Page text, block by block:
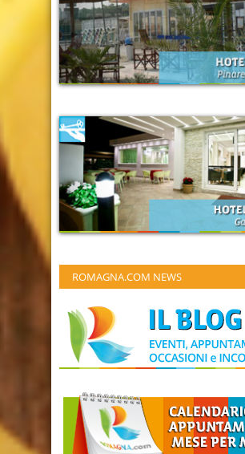
ROMAGNA.COM NEWS